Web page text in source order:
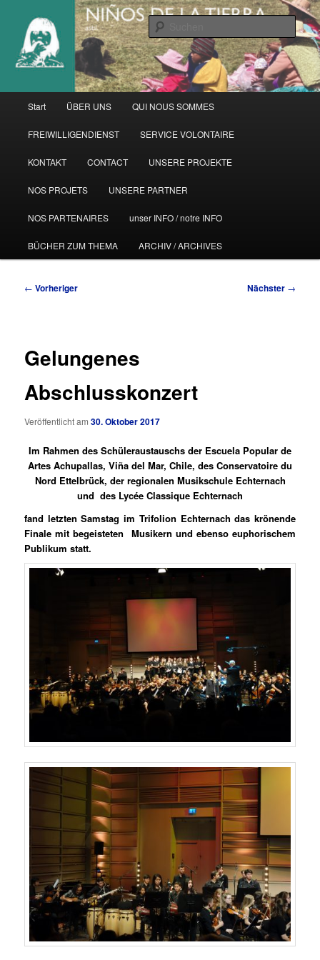
primären
Inhalt
springen
Start ÜBER UNS QUI NOUS SOMMES
FREIWILLIGENDIENST SERVICE VOLONTAIRE
KONTAKT CONTACT UNSERE PROJEKTE
NOS PROJETS UNSERE PARTNER
NOS PARTENAIRES unser INFO / notre INFO
BÜCHER ZUM THEMA ARCHIV / ARCHIVES
Beitragsnavigation
← Vorheriger Nächster →
Gelungenes
Abschlusskonzert
Veröffentlicht am30. Oktober 2017
Im Rahmen des Schüleraustauschs der Escuela Popular de
Artes Achupallas, Viña del Mar, Chile, des Conservatoire du
Nord Ettelbrück, der regionalen Musikschule Echternach
und des Lycée Classique Echternach
fand letzten Samstag im Trifolion Echternach das krönende
Finale mit begeisteten Musikern und ebenso euphorischem
Publikum statt.